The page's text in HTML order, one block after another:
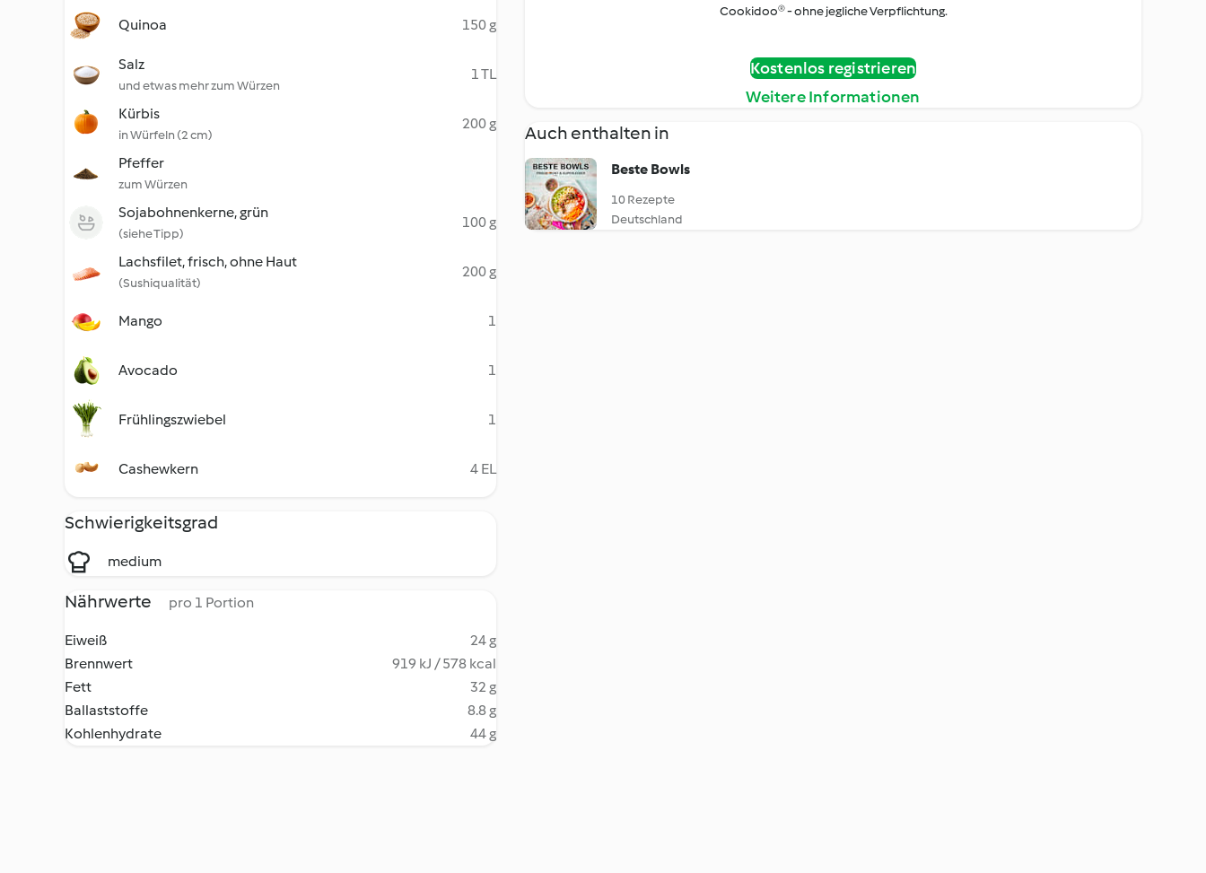
Quinoa 150 g
Salz
und etwas mehr zum Würzen
1 TL
Kürbis
in Würfeln (2 cm)
200 g
Pfeffer
zum Würzen
Sojabohnenkerne, grün
(siehe Tipp)
100 g
Lachsfilet, frisch, ohne Haut
(Sushiqualität)
200 g
Mango 1
Avocado 1
Frühlingszwiebel 1
Cashewkern 4 EL
Schwierigkeitsgrad
medium
Nährwerte pro 1 Portion
Eiweiß
24 g
Brennwert
919 kJ / 578 kcal
Fett
32 g
Ballaststoffe
8.8 g
Kohlenhydrate
44 g
Cookidoo® - ohne jegliche Verpflichtung.
Kostenlos registrieren
Weitere Informationen
Auch enthalten in
Beste Bowls
10 Rezepte
Deutschland